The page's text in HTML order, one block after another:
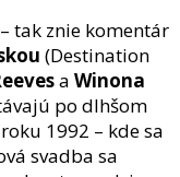
tak znie komentár
(Destination
a Winona
po dlhšom
1992 – kde sa
svadba sa